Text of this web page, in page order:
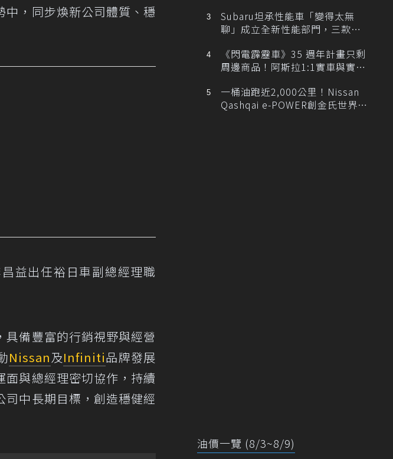
，同步煥新公司體質、穩
益出任裕日車副總經理職
具備豐富的行銷視野與經營
Nissan及Infiniti品牌發展
與總經理密切協作，持續
中長期目標，創造穩健經
Subaru坦承性能車「變得太無
聊」成立全新性能部門，三款手
《閃電霹靂車》35 週年計畫只剩
周邊商品！阿斯拉1:1實車與實體
一桶油跑近2,000公里！Nissan
Qashqai e-POWER創金氏世界紀
油價一覽 (8/3~8/9)